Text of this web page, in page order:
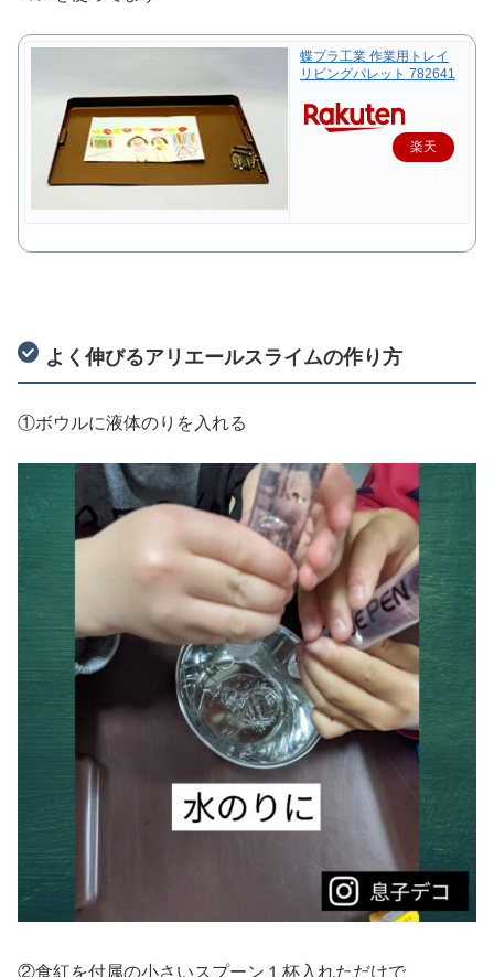
蝶プラ工業 作業用トレイ
リビングパレット 782641
楽天
よく伸びるアリエールスライムの作り方
①ボウルに液体のりを入れる
②食紅を付属の小さいスプーン１杯入れただけで